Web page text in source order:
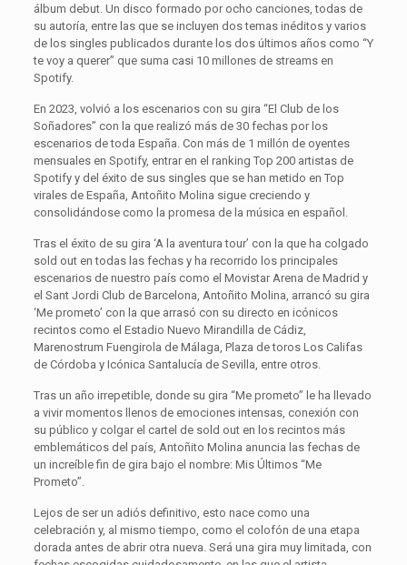
álbum debut. Un disco formado por ocho canciones, todas de
su autoría, entre las que se incluyen dos temas inéditos y varios
de los singles publicados durante los dos últimos años como “Y
te voy a querer” que suma casi 10 millones de streams en
Spotify.
En 2023, volvió a los escenarios con su gira “El Club de los
Soñadores” con la que realizó más de 30 fechas por los
escenarios de toda España. Con más de 1 millón de oyentes
mensuales en Spotify, entrar en el ranking Top 200 artistas de
Spotify y del éxito de sus singles que se han metido en Top
virales de España, Antoñito Molina sigue creciendo y
consolidándose como la promesa de la música en español.
Tras el éxito de su gira ‘A la aventura tour’ con la que ha colgado
sold out en todas las fechas y ha recorrido los principales
escenarios de nuestro país como el Movistar Arena de Madrid y
el Sant Jordi Club de Barcelona, Antoñito Molina, arrancó su gira
‘Me prometo’ con la que arrasó con su directo en icónicos
recintos como el Estadio Nuevo Mirandilla de Cádiz,
Marenostrum Fuengirola de Málaga, Plaza de toros Los Califas
de Córdoba y Icónica Santalucía de Sevilla, entre otros.
Tras un año irrepetible, donde su gira “Me prometo” le ha llevado
a vivir momentos llenos de emociones intensas, conexión con
su público y colgar el cartel de sold out en los recintos más
emblemáticos del país, Antoñito Molina anuncia las fechas de
un increíble fin de gira bajo el nombre: Mis Últimos “Me
Prometo”.
Lejos de ser un adiós definitivo, esto nace como una
celebración y, al mismo tiempo, como el colofón de una etapa
dorada antes de abrir otra nueva. Será una gira muy limitada, con